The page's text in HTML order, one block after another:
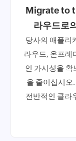
Migrate to
라우드로
당사의 애플리
라우드, 온프레
인 가시성을 확
을 줄이십시오
전반적인 클라